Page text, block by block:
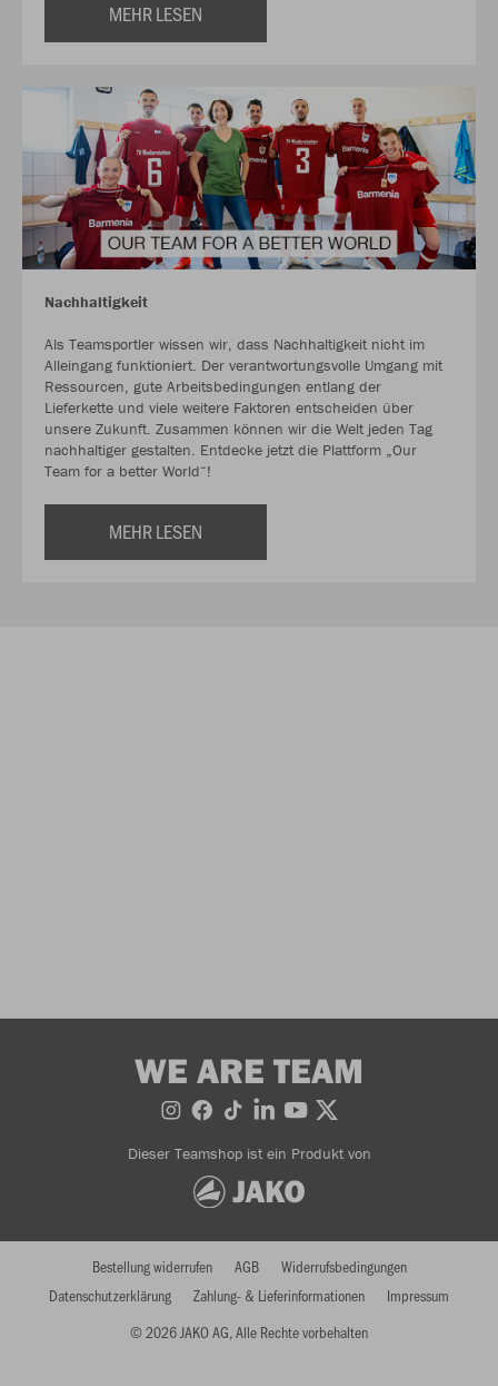
MEHR LESEN
Nachhaltigkeit
Als Teamsportler wissen wir, dass Nachhaltigkeit nicht im
Alleingang funktioniert. Der verantwortungsvolle Umgang mit
Ressourcen, gute Arbeitsbedingungen entlang der
Lieferkette und viele weitere Faktoren entscheiden über
unsere Zukunft. Zusammen können wir die Welt jeden Tag
nachhaltiger gestalten. Entdecke jetzt die Plattform „Our
Team for a better World“!
MEHR LESEN
WE ARE TEAM
Dieser Teamshop ist ein Produkt von
© 2026 JAKO AG, Alle Rechte vorbehalten
Bestellung widerrufen AGB
Widerrufsbedingungen
Datenschutzerklärung
Zahlung- & Lieferinformationen Impressum